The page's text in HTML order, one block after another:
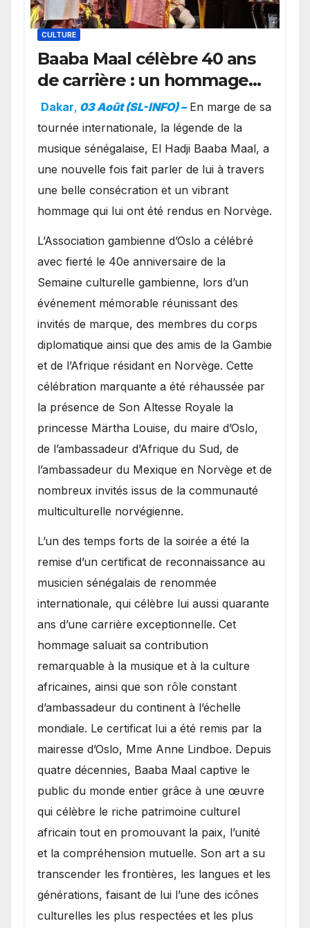
CULTURE
Baaba Maal célèbre 40 ans
de carrière : un hommage
exceptionnel à Oslo en
présence de la famille
royale.
Dakar, 03 Août (SL-INFO) – ​En marge de sa
tournée internationale, la légende de la
musique sénégalaise, El Hadji Baaba Maal, a
une nouvelle fois fait parler de lui à travers
une belle consécration et un vibrant
hommage qui lui ont été rendus en Norvège.
​L’Association gambienne d’Oslo a célébré
avec fierté le 40e anniversaire de la
Semaine culturelle gambienne, lors d’un
événement mémorable réunissant des
invités de marque, des membres du corps
diplomatique ainsi que des amis de la Gambie
et de l’Afrique résidant en Norvège. Cette
célébration marquante a été réhaussée par
la présence de Son Altesse Royale la
princesse Märtha Louise, du maire d’Oslo,
de l’ambassadeur d’Afrique du Sud, de
l’ambassadeur du Mexique en Norvège et de
nombreux invités issus de la communauté
multiculturelle norvégienne.
​L’un des temps forts de la soirée a été la
remise d’un certificat de reconnaissance au
musicien sénégalais de renommée
internationale, qui célèbre lui aussi quarante
ans d’une carrière exceptionnelle. Cet
hommage saluait sa contribution
remarquable à la musique et à la culture
africaines, ainsi que son rôle constant
d’ambassadeur du continent à l’échelle
mondiale. Le certificat lui a été remis par la
mairesse d’Oslo, Mme Anne Lindboe. Depuis
quatre décennies, Baaba Maal captive le
public du monde entier grâce à une œuvre
qui célèbre le riche patrimoine culturel
africain tout en promouvant la paix, l’unité
et la compréhension mutuelle. Son art a su
transcender les frontières, les langues et les
générations, faisant de lui l’une des icônes
culturelles les plus respectées et les plus